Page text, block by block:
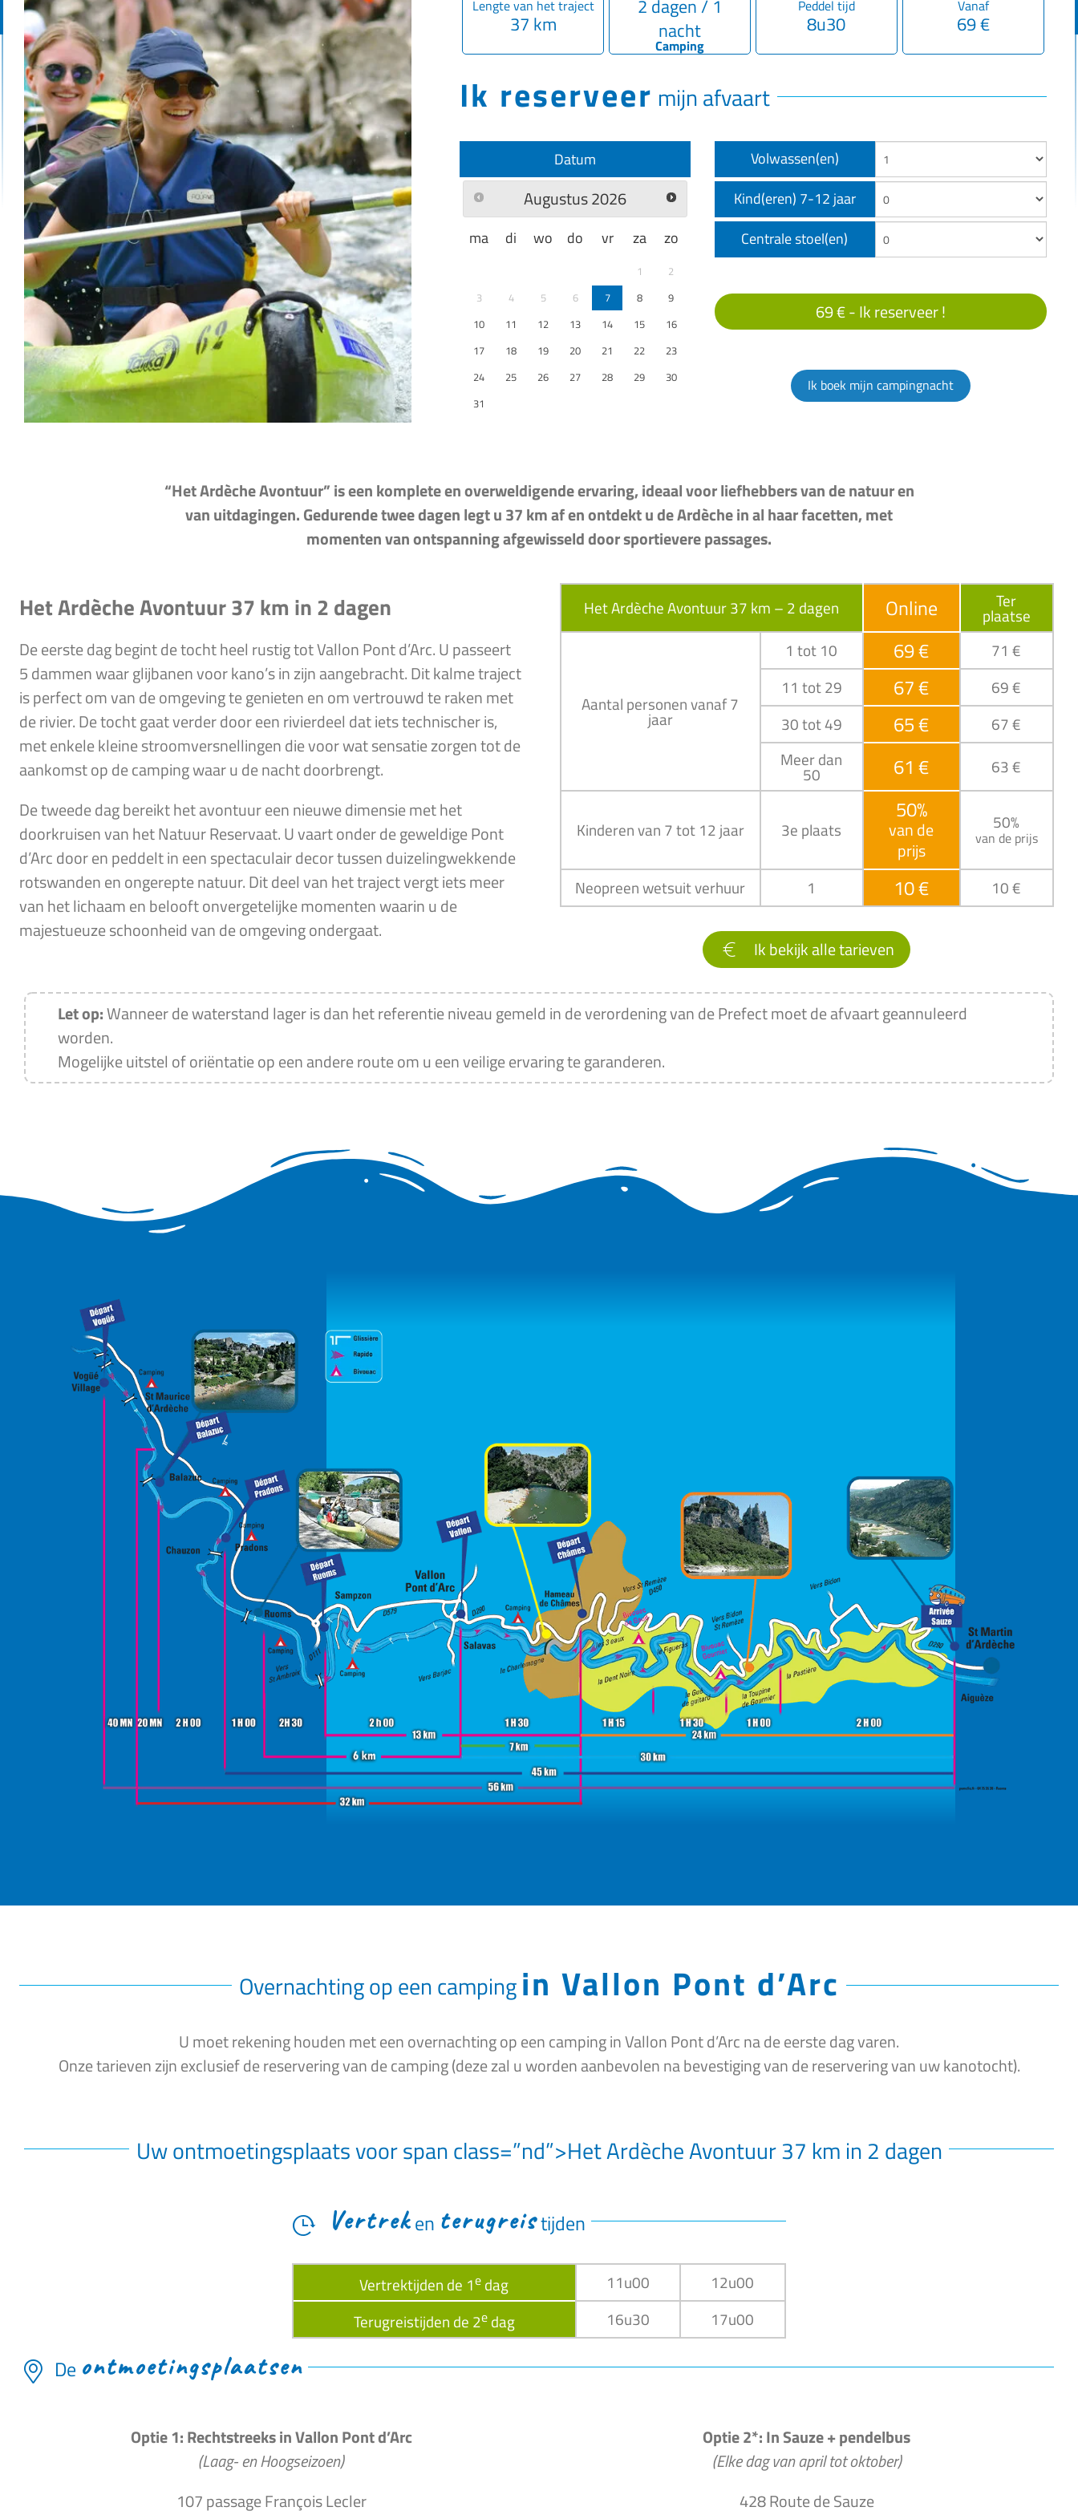
Lengte van het traject
37 km
2 dagen / 1
nacht
Camping
Peddel tijd
8u30
Vanaf
69 €
Ik reserveer mijn afvaart
Datum
Augustus2026
ma di wo do vr za zo
1
2
3
4 5 6 7 8
9
10
11 12 13 14 15
16
17
18 19 20 21 22
23
24
25 26 27 28 29
30
31
Volwassen(en)
Kind(eren) 7-12 jaar
Centrale stoel(en)
69 € -Ik reserveer !
Ik boek mijn campingnacht
“Het Ardèche Avontuur” is een komplete en overweldigende ervaring, ideaal voor liefhebbers van de natuur en
van uitdagingen. Gedurende twee dagen legt u 37 km af en ontdekt u de Ardèche in al haar facetten, met
momenten van ontspanning afgewisseld door sportievere passages.
Het Ardèche Avontuur 37 km in 2 dagen
De eerste dag begint de tocht heel rustig tot Vallon Pont d’Arc. U passeert
5 dammen waar glijbanen voor kano’s in zijn aangebracht. Dit kalme traject
is perfect om van de omgeving te genieten en om vertrouwd te raken met
de rivier. De tocht gaat verder door een rivierdeel dat iets technischer is,
met enkele kleine stroomversnellingen die voor wat sensatie zorgen tot de
aankomst op de camping waar u de nacht doorbrengt.
De tweede dag bereikt het avontuur een nieuwe dimensie met het
doorkruisen van het Natuur Reservaat. U vaart onder de geweldige Pont
d’Arc door en peddelt in een spectaculair decor tussen duizelingwekkende
rotswanden en ongerepte natuur. Dit deel van het traject vergt iets meer
van het lichaam en belooft onvergetelijke momenten waarin u de
majestueuze schoonheid van de omgeving ondergaat.
Het Ardèche Avontuur 37 km – 2 dagen Online Ter
plaatse
Aantal personen vanaf 7
jaar
1 tot 10 69 €
71 €
11 tot 29
67 €
69 €
30 tot 49
65 €
67 €
Meer dan
50 61 € 63 €
Kinderen van 7 tot 12 jaar 3e plaats
50%
van de
prijs
50%
van de prijs
Neopreen wetsuit verhuur 1 10 € 10 €
Ik bekijk alle tarieven
Let op:Wanneer de waterstand lager is dan het referentie niveau gemeld in de verordening van de Prefect moet de afvaart geannuleerd
worden.
Mogelijke uitstel of oriëntatie op een andere route om u een veilige ervaring te garanderen.
Overnachting op een campingin Vallon Pont d’Arc
U moet rekening houden met een overnachting op een camping in Vallon Pont d’Arc na de eerste dag varen.
Onze tarieven zijn exclusief de reservering van de camping (deze zal u worden aanbevolen na bevestiging van de reservering van uw kanotocht).
Uw ontmoetingsplaats voor span class=”nd”>Het Ardèche Avontuur 37 km in 2 dagen
Vertreken terugreistijden
Vertrektijden de 1e dag 11u00
12u00
Terugreistijden de 2edag 16u30 17u00
De ontmoetingsplaatsen
Optie 1: Rechtstreeks in Vallon Pont d’Arc
(Laag- en Hoogseizoen)
107 passage François Lecler
Optie 2*: In Sauze + pendelbus
(Elke dag van april tot oktober)
428 Route de Sauze